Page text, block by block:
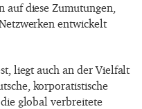
auf diese Zumutungen,
entwickelt
liegt auch an der Vielfalt
korporatistische
global verbreitete